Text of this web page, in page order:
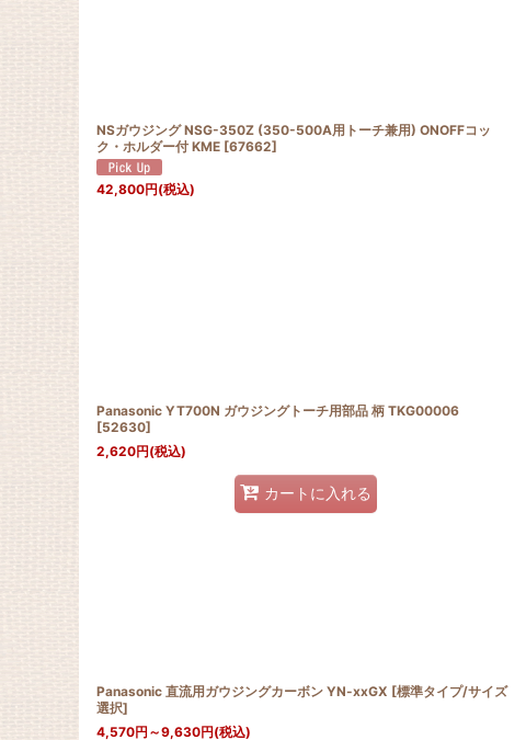
NSガウジング NSG-350Z (350-500A用トーチ兼用) ONOFFコッ
ク・ホルダー付 KME [67662]
42,800円(税込)
Panasonic YT700N ガウジングトーチ用部品 柄 TKG00006
[52630]
2,620円(税込)
カートに入れる
Panasonic 直流用ガウジングカーボン YN-xxGX [標準タイプ/サイズ
選択]
4,570円 ～9,630円(税込)